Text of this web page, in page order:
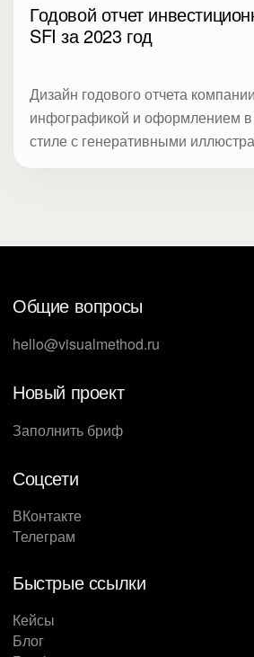
Годовой отчет
SFI за 2023 год
Дизайн годового отчета
инфографикой и оформлением
стиле с генеративными
Общие вопросы
hello@visualmethod.ru
Новый проект
Заполнить бриф
Соцсети
ВКонтакте
Телеграм
Быстрые ссылки
Кейсы
Блог